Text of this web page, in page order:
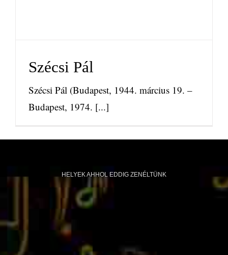
Szécsi Pál
Szécsi Pál (Budapest, 1944. március 19. –
Budapest, 1974. [...]
HELYEK AHHOL EDDIG ZENÉLTÜNK